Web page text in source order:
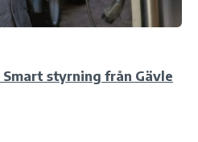
styrning från Gävle